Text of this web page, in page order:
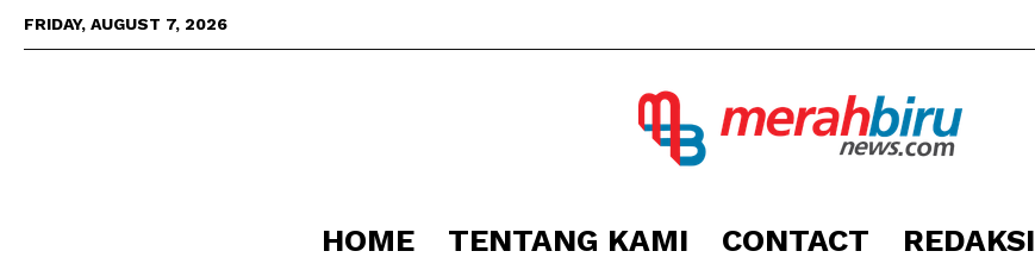
FRIDAY, AUGUST 7, 2026
Berita
HOME TENTANG KAMI CONTACT REDAKSI